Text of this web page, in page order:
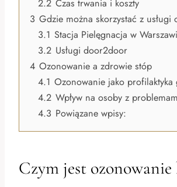
2.2 Czas trwania i koszty
3 Gdzie można skorzystać z usługi
3.1 Stacja Pielęgnacja w
3.2 Usługi door2door
4 Ozonowanie a zdrowie stóp
4.1 Ozonowanie jako profilaktyka
4.2 Wpływ na osoby z
4.3 Powiązane wpisy:
Czym jest ozonowanie